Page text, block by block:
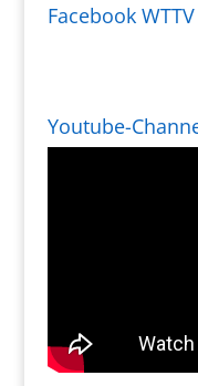
Facebook WTTV
Youtube-